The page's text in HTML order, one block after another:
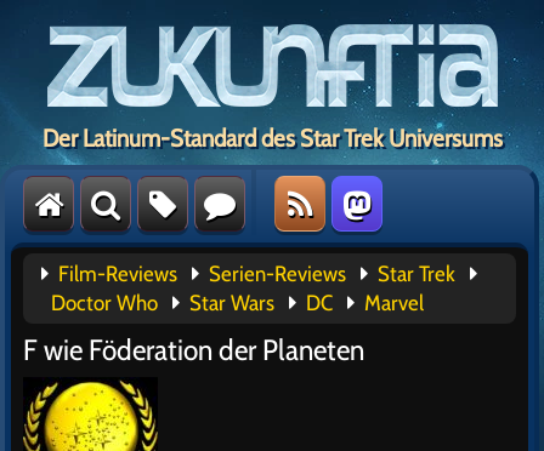
Der Latinum-Standard des Star Trek Universums
Film-Reviews Serien-Reviews
Star Trek
Doctor Who
Star Wars DC Marvel
F wie Föderation der Planeten